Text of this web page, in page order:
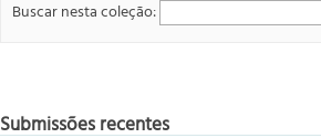
Buscar nesta coleção:
Submissões recentes